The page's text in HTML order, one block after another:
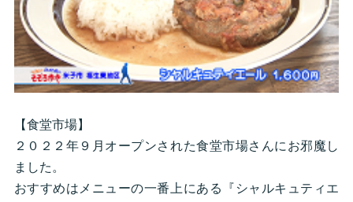
【食堂市場】
２０２２年９月オープンされた食堂市場さんにお邪魔し
ました。
おすすめはメニューの一番上にある『シャルキュティエ